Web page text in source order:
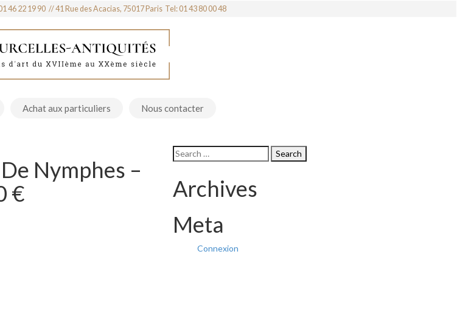
46 22 19 90 41 Rue des Acacias, 75017 Paris Tel: 01 43 80 00 48
Achat aux particuliers Nous contacter
Nymphes –
€
Archives
Meta
Connexion